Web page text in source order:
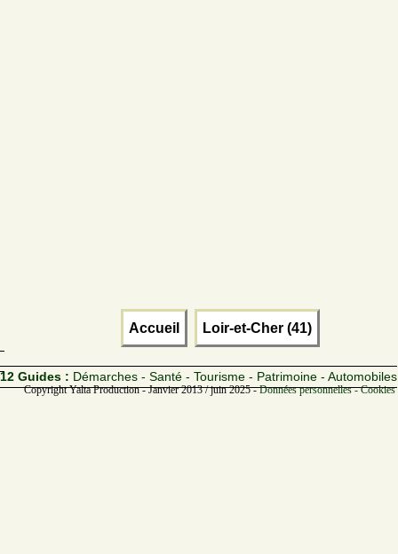
Accueil Loir-et-Cher (41)
12 Guides : Démarches - Santé - Tourisme - Patrimoine - Automobiles
Copyright Yalta Production - Janvier 2013 / juin 2025 -Données personnelles -